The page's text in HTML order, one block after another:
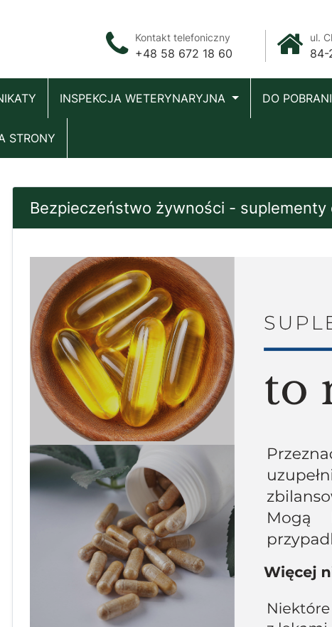
Kontakt telefoniczny
+48 58 672 18 60
ul.
84-
INSPEKCJA WETERYNARYJNA DO
STRONY
Bezpieczeństwo żywności - suplementy